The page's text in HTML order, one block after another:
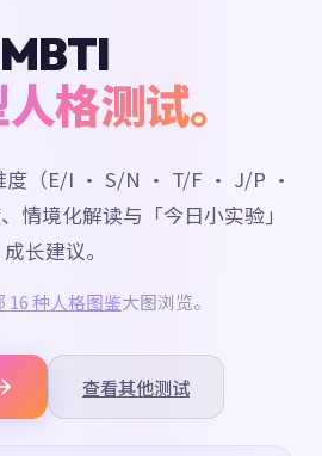
MBTI
格测试。
度（E/I · S/N · T/F · J/P ·
情境化解读与「今日小实验」
成长建议。
16 种人格图鉴大图浏览。
查看其他测试